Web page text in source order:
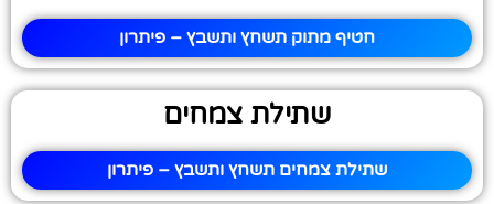
חטיף מתוק תשחץ ותשבץ – פיתרון
שתילת צמחים
שתילת צמחים תשחץ ותשבץ – פיתרון